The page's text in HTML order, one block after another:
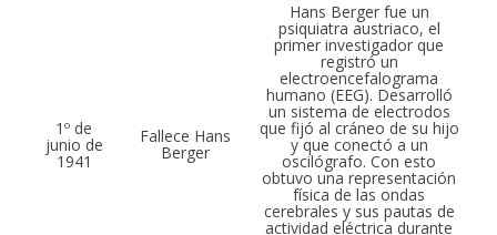
1º de
junio de
1941
Fallece Hans
Berger
Hans Berger fue un
psiquiatra austriaco, el
primer investigador que
registró un
electroencefalograma
humano (EEG). Desarrolló
un sistema de electrodos
que fijó al cráneo de su hijo
y que conectó a un
oscilógrafo. Con esto
obtuvo una representación
física de las ondas
cerebrales y sus pautas de
actividad eléctrica durante